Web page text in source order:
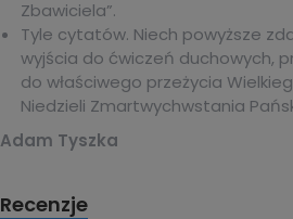
Zbawiciela”.
Tyle cytatów. Niech powyższe
wyjścia do ćwiczeń duchowych,
do właściwego przeżycia
Niedzieli Zmartwychwstania
Adam Tyszka
Recenzje